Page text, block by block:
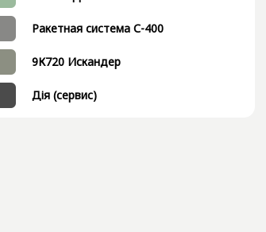
Ракетная система С-400
9К720 Искандер
Дія (сервис)